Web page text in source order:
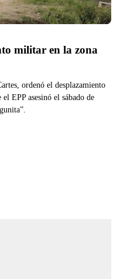
militar en la zona
ordenó el desplazamiento
EPP asesinó el sábado de